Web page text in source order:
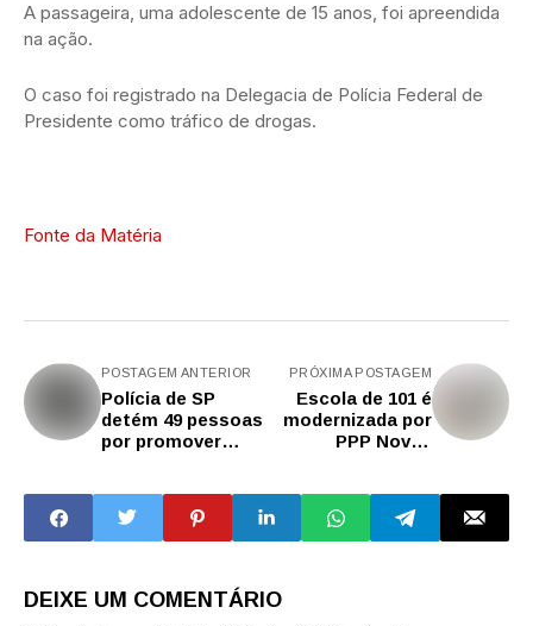
A passageira, uma adolescente de 15 anos, foi apreendida
na ação.
O caso foi registrado na Delegacia de Polícia Federal de
Presidente como tráfico de drogas.
Fonte da Matéria
POSTAGEM ANTERIOR
Polícia de SP
detém 49 pessoas
por promover
PRÓXIMA POSTAGEM
Escola de 101 é
modernizada por
PPP Novas
DEIXE UM COMENTÁRIO